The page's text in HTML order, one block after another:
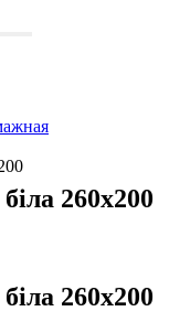
260х200
260х200